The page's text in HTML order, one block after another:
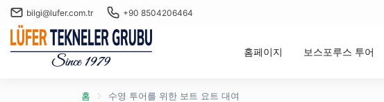
bilgi@lufer.com.tr +90 8504206464
홈페이지 보스포루스 투어
홈 수영 투어를 위한 보트 요트 대여